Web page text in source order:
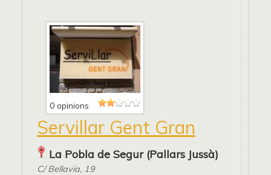
0 opinions
Servillar Gent Gran
La Pobla de Segur (Pallars Jussà)
C/ Bellavia, 19